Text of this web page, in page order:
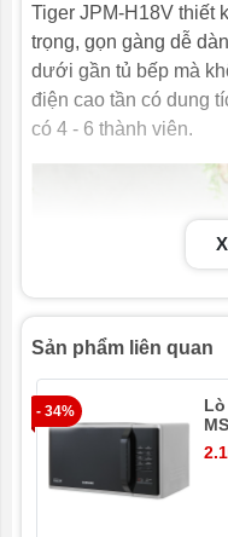
Chiều dài dây
điện:
Khay hấp
thực phẩm:
Có
Phụ kiện: Cốc
Khối lượng
sản phẩm
(kg):
7.7 kg
Kích thước
438
Tiger JPM-H18V thiết
trọng, gọn gàng dễ
dưới gần tủ bếp mà
điện cao tần có dung
có 4 - 6 thành viên.
Sản phẩm liên quan
- 34%